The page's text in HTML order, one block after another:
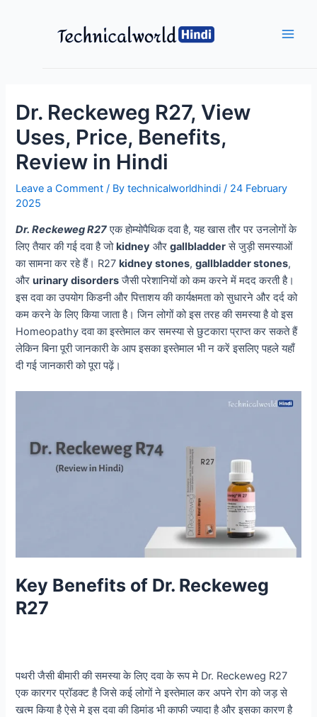
Dr. Reckeweg R27, View
Uses, Price, Benefits,
Review in Hindi
Leave a Comment / Bytechnicalworldhindi/ 24 February
2025
Dr. Reckeweg R27एक होम्योपैथिक दवा है, यह खास तौर पर उनलोगों के
लिए तैयार की गई दवा है जो kidney औरgallbladderसे जुड़ी समस्याओं
का सामना कर रहे हैं। R27 kidney stones,gallbladder stones,
औरurinary disordersजैसी परेशानियों को कम करने में मदद करती है।
इस दवा का उपयोग किडनी और पित्ताशय की कार्यक्षमता को सुधारने और दर्द को
कम करने के लिए किया जाता है। जिन लोगों को इस तरह की समस्या है वो इस
Homeopathy दवा का इस्तेमाल कर समस्या से छुटकारा प्राप्त कर सकते हैं
लेकिन बिना पूरी जानकारी के आप इसका इस्तेमाल भी न करें इसलिए पहले यहाँ
दी गई जानकारी को पूरा पढ़ें।
Key Benefits of Dr. Reckeweg
R27
पथरी जैसी बीमारी की समस्या के लिए दवा के रूप मे Dr. Reckeweg R27
एक कारगर प्रॉडक्ट है जिसे कई लोगों ने इस्तेमाल कर अपने रोग को जड़ से
खत्म किया है ऐसे मे इस दवा की डिमांड भी काफी ज्यादा है और इसका कारण है